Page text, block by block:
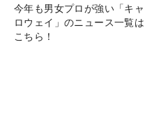
今年も男女プロが強い「キャ
ロウェイ」のニュース一覧は
こちら！